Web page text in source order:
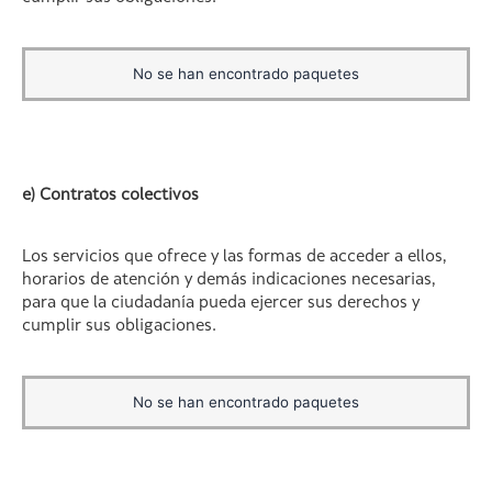
No se han encontrado paquetes
e) Contratos colectivos
Los servicios que ofrece y las formas de acceder a ellos,
horarios de atención y demás indicaciones necesarias,
para que la ciudadanía pueda ejercer sus derechos y
cumplir sus obligaciones.
No se han encontrado paquetes